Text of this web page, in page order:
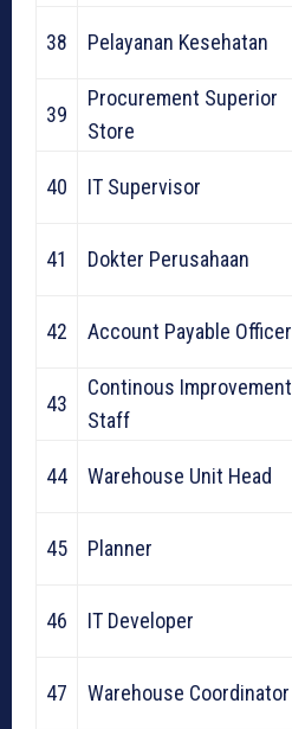
38 Pelayanan Kesehatan
39
Procurement Superior
Store
40 IT Supervisor
41 Dokter Perusahaan
42 Account Payable Officer
43
Continous Improvement
Staff
44 Warehouse Unit Head
45 Planner
46 IT Developer
47 Warehouse Coordinator